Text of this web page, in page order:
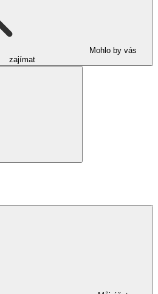
Mohlo by vás
zajímat